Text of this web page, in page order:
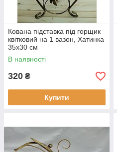
Кована підставка під горщик
квітковий на 1 вазон, Хатинка
35х30 см
В наявності
320 ₴
Купити